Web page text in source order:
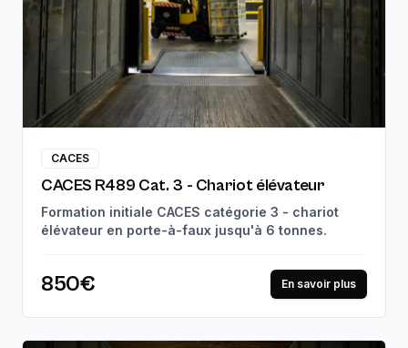
CACES
CACES R489 Cat. 3 - Chariot élévateur
Formation initiale CACES catégorie 3 - chariot
élévateur en porte-à-faux jusqu'à 6 tonnes.
850€ En savoir plus